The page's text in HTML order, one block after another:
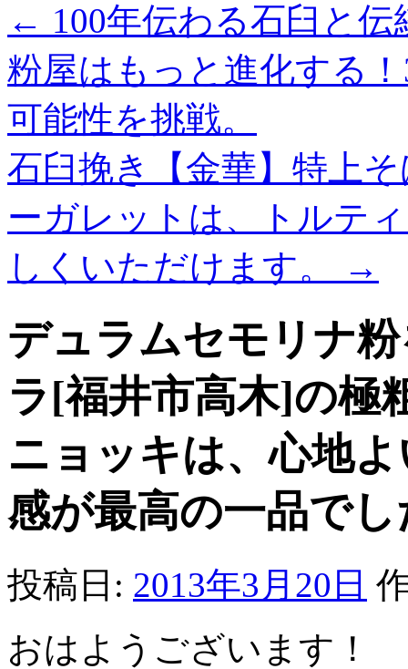
← 100年伝わる石臼と
粉屋はもっと進化する
可能性を挑戦。
石臼挽き【金華】特上
ーガレットは、トルテ
しくいただけます。
→
デュラムセモリナ
ラ[福井市高木]の極
ニョッキは、心地
感が最高の一品でし
投稿日: 2013年3月20日
おはようございます！